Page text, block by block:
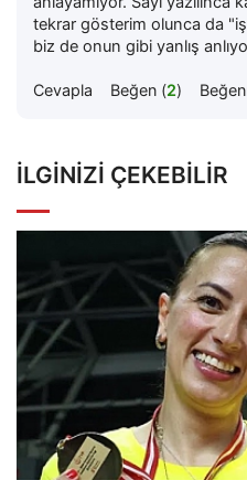
tekrar gösterim olunca da
biz de onun gibi yanlış
Cevapla Beğen (2)
İLGINIZI ÇEKEBILIR